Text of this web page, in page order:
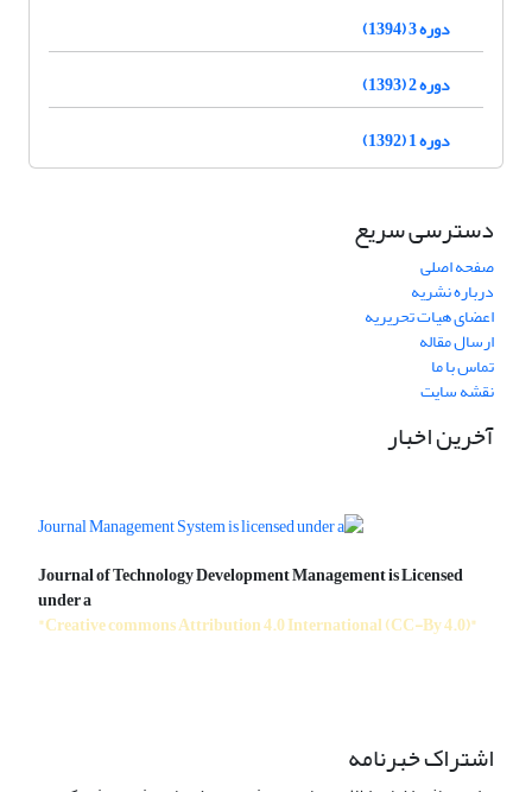
دوره 3 (1394)
دوره 2 (1393)
دوره 1 (1392)
دسترسی سریع
صفحه اصلی
درباره نشریه
اعضای هیات تحریریه
ارسال مقاله
تماس با ما
نقشه سایت
آخرین اخبار
Journal of Technology Development Management is Licensed
under a
"Creative commons Attribution 4.0 International (CC-By 4.0)"
اشتراک خبرنامه